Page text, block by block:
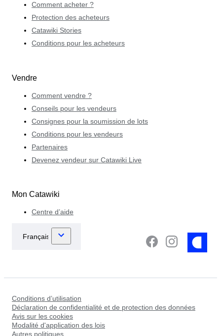
Comment acheter ?
Protection des acheteurs
Catawiki Stories
Conditions pour les acheteurs
Vendre
Comment vendre ?
Conseils pour les vendeurs
Consignes pour la soumission de lots
Conditions pour les vendeurs
Partenaires
Devenez vendeur sur Catawiki Live
Mon Catawiki
Centre d’aide
Conditions d’utilisation
Déclaration de confidentialité et de protection des données
Avis sur les cookies
Modalité d'application des lois
Autres politiques